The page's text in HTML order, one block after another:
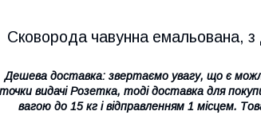
Сковорода чавунна емальована,
Дешева доставка: звертаємо увагу, що є
точки видачі Розетка, тоді доставка для
вагою до 15 кг і відправленням 1